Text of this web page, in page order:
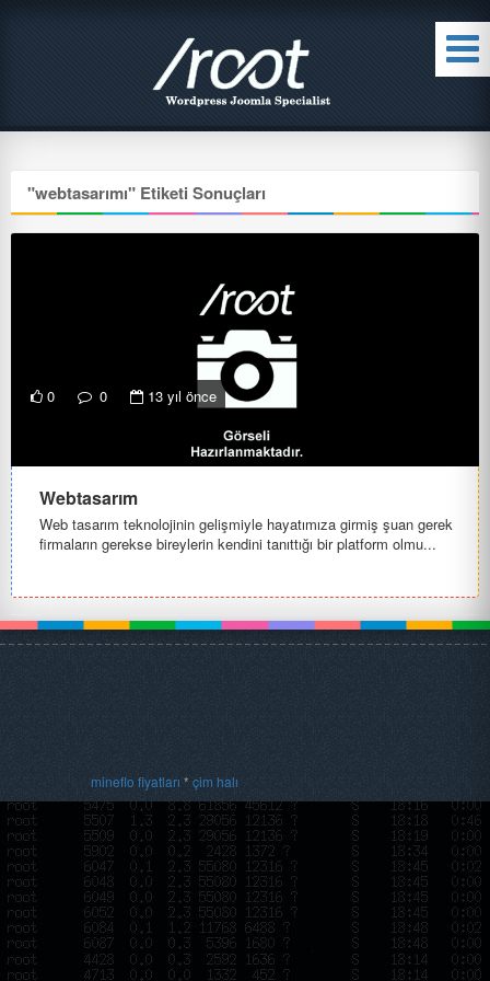
"webtasarımı" Etiketi Sonuçları
0 0 13 yıl önce
Webtasarım
Web tasarım teknolojinin gelişmiyle hayatımıza girmiş şuan gerek
firmaların gerekse bireylerin kendini tanıttığı bir platform olmu...
mineflo fiyatları * çim halı